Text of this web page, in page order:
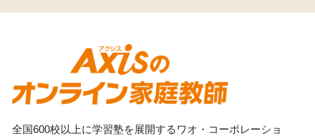
全国600校以上に学習塾を展開するワオ・コーポレーショ